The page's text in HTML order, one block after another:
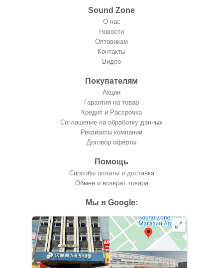
Sound Zone
О нас
Новости
Оптовикам
Контакты
Видео
Покупателям
Акции
Гарантия на товар
Кредит и Рассрочка
Соглашение на обработку данных
Реквизиты компании
Договор оферты
Помощь
Способы оплаты и доставка
Обмен и возврат товара
Мы в Google: